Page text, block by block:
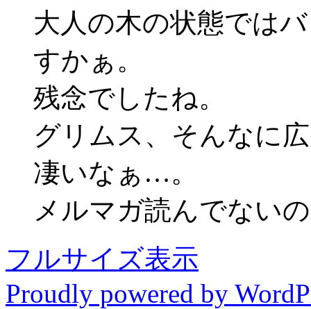
大人の木の状態では
すかぁ。
残念でしたね。
グリムス、そんなに
凄いなぁ…。
メルマガ読んでない
フルサイズ表示
Proudly powered by